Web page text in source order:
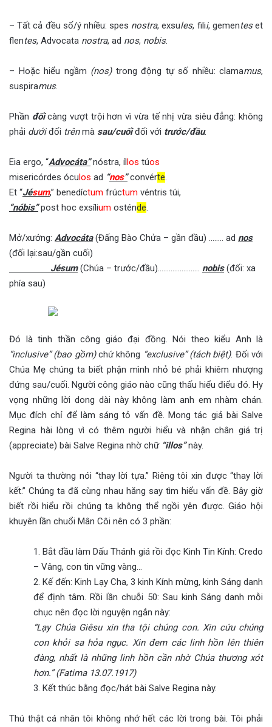
– Tất cả đều số/ý nhiều: spes nostra, exsules, filii, gementeset
flentes, Advocata nostra, ad nos, nobis.
– Hoặc hiểu ngầm (nos)trong động tự số nhiều: clamamus,
suspiramus.
Phần đốicàng vượt trội hơn vì vừa tế nhị vừa siêu đẳng: không
phải dướiđối trênmà sau/cuốiđối với trước/đầu.
Eia ergo, “Advocáta”nóstra, íllos túos
misericórdes óculos ad “nos”convérte.
Et “Jésum,” benedíctum frúctum véntris túi,
“nóbis”post hoc exsílium osténde.
Mở/xướng: Advocáta(Đấng Bào Chửa – gần đầu) ..…… ad nos
(đối lại:sau/gần cuối)
Jésum(Chúa – trước/đầu).….……………… nobis(đối: xa
phía sau)
Đó là tinh thần công giáo đại đồng. Nói theo kiểu Anh là
“inclusive” (bao gồm)chứ không “exclusive” (tách biệt). Đối với
Chúa Mẹ chúng ta biết phận mình nhỏ bé phải khiêm nhượng
đứng sau/cuối. Người công giáo nào cũng thấu hiểu điểu đó. Hy
vọng những lời dong dài này không làm anh em nhàm chán.
Mục đích chỉ để làm sáng tỏ vấn đề. Mong tác giả bài Salve
Regina hài lòng vì có thêm người hiểu và nhận chân giá trị
(appreciate) bài Salve Regina nhờ chữ “illos”này.
Người ta thường nói “thay lời tựa.” Riêng tôi xin được “thay lời
kết.” Chúng ta đã cùng nhau hăng say tìm hiểu vấn đề. Bây giờ
biết rồi hiểu rồi chúng ta không thể ngồi yên được. Giáo hội
khuyên lần chuổi Mân Côi nên có 3 phần:
1. Bắt đầu làm Dấu Thánh giá rồi đọc Kinh Tin Kính: Credo
– Vâng, con tin vững vàng…
2. Kế đến: Kinh Lạy Cha, 3 kinh Kính mừng, kinh Sáng danh
để định tâm. Rồi lần chuỗi 50: Sau kinh Sáng danh mỗi
chục nên đọc lời nguyện ngắn này:
“Lạy Chúa Giêsu xin tha tội chúng con. Xin cứu chúng
con khỏi sa hỏa ngục. Xin đem các linh hồn lên thiên
đàng, nhất là những linh hồn cần nhờ Chúa thương xót
hơn.” (Fatima 13.07.1917)
3. Kết thúc bằng đọc/hát bài Salve Regina này.
Thú thật cá nhân tôi không nhớ hết các lời trong bài. Tôi phải